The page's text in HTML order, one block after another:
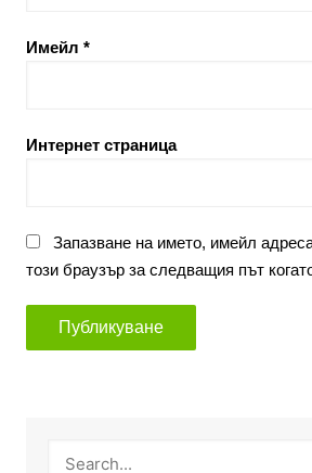
Имейл *
Интернет страница
Запазване на името, имейл
този браузър за следващия път